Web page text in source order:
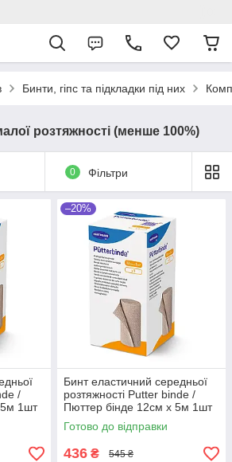
Бинти, гіпс та підкладки під них
розтяжності (менше 100%)
0 Фільтри
/
5м 1шт
–20%
Бинт еластичний середньої
розтяжності Putter binde /
Пюттер бінде 12см х 5м 1шт
компресійний
Готово до відправки
436 ₴ 545 ₴